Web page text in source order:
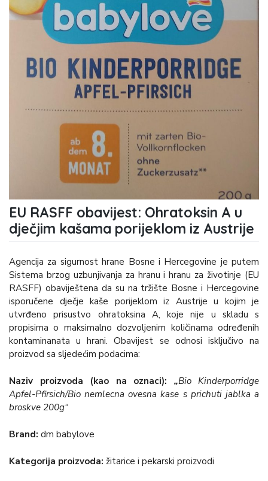
EU RASFF obavijest: Ohratoksin A u
dječjim kašama porijeklom iz Austrije
Agencija za sigurnost hrane Bosne i Hercegovine je putem
Sistema brzog uzbunjivanja za hranu i hranu za životinje (EU
RASFF) obaviještena da su na tržište Bosne i Hercegovine
isporučene dječje kaše porijeklom iz Austrije u kojim je
utvrđeno prisustvo ohratoksina A, koje nije u skladu s
propisima o maksimalno dozvoljenim količinama određenih
kontaminanata u hrani. Obavijest se odnosi isključivo na
proizvod sa sljedećim podacima:
Naziv proizvoda (kao na oznaci): „Bio Kinderporridge
Apfel-Pfirsich/Bio nemlecna ovesna kase s prichuti jablka a
broskve 200g“
Brand: dm babylove
Kategorija proizvoda: žitarice i pekarski proizvodi